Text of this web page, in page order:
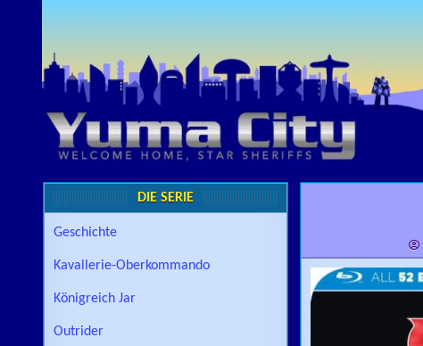
DIE SERIE
Geschichte
Kavallerie-Oberkommando
Königreich Jar
Outrider